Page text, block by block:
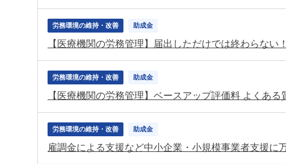
労務環境の維持・改善 助成金
労務環境の維持・改善 助成金
【医療機関の労務管理】ベースアップ評価料 よくあ
労務環境の維持・改善 助成金